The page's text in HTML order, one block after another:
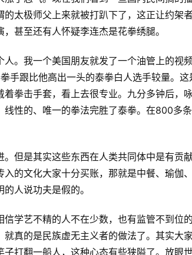
太极师父上来就被打趴下了，这正让约架
甚至还有人怀疑李连杰是花拳绣腿。
。我一个美国朋友就发了一个油管上的视
手跟比他高出一头的泰拳白人选手较量。
拳击手套，看上去很专业。九分多钟后，
性的、唯一的拳法完胜了泰拳。在800多
但是其实这些东西在人类共同体中是有贡
的文化大家十分买账，那就是中餐、瑜伽
人说功夫是假的。
学艺不精的人不在少数，也有监管不到位
真的是民族虚无主义者的做法了。其实大
打翻一船人，这种心态有些狭隘了。放眼